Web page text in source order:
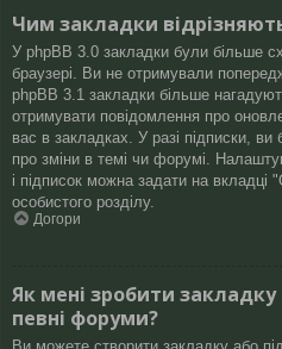
Чим закладки
У phpBB 3.0 закладки були більше
браузері. Ви не отримували
phpBB 3.1 закладки більше
отримувати повідомлення про
вас в закладках. У разі підписки,
про зміни в темі чи форумі.
і підписок можна задати на вкладці
особистого розділу.
Догори
Як мені зробити закладку
певні форуми?